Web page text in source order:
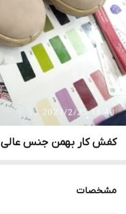
کفش کار بهمن جنس عالی
مشخصات